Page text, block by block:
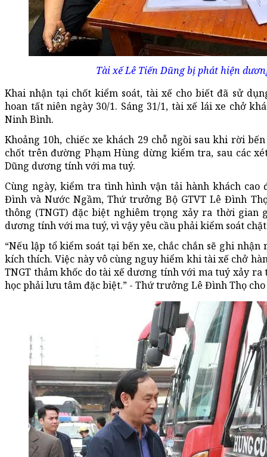
Tài xế Lê Tiến Dũng bị phát hiện
Khai nhận tại chốt kiểm soát, tài xế cho biết đã sử
hoan tất niên ngày 30/1. Sáng 31/1, tài xế lái xe chở
Ninh Bình.
Khoảng 10h, chiếc xe khách 29 chỗ ngồi sau khi rời
chốt trên đường Phạm Hùng dừng kiểm tra, sau các
Dũng dương tính với ma tuý.
Cùng ngày, kiểm tra tình hình vận tải hành khách cao
Đình và Nước Ngầm, Thứ trưởng Bộ GTVT Lê Đình
thông (TNGT) đặc biệt nghiêm trọng xảy ra thời gian
dương tính với ma tuý, vì vậy yêu cầu phải kiểm soát
“Nếu lập tổ kiểm soát tại bến xe, chắc chắn sẽ ghi
kích thích. Việc này vô cùng nguy hiểm khi tài xế chở
TNGT thảm khốc do tài xế dương tính với ma tuý xảy
học phải lưu tâm đặc biệt.” - Thứ trưởng Lê Đình Thọ cho